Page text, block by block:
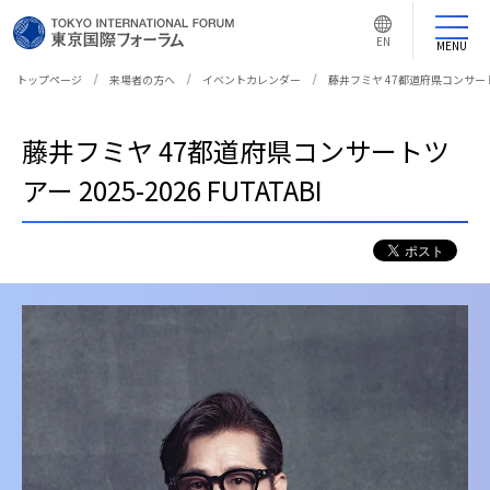
言
語
切
え
ボ
EN MENU
トップページ 来場者の方へ イベントカレンダー 藤井フミヤ 47都道府県コンサ
藤井フミヤ 47都道府県コンサートツ
アー 2025-2026 FUTATABI